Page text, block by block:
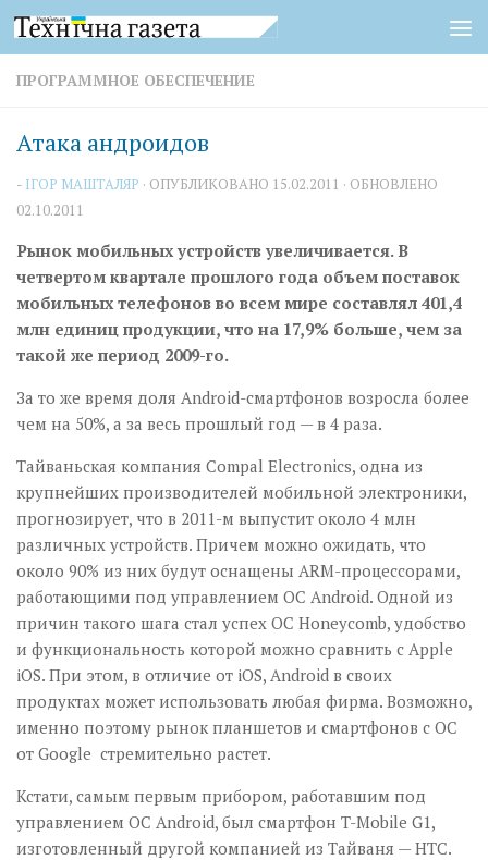
Перейти к содержимому
ПРОГРАММНОЕ ОБЕСПЕЧЕНИЕ
Атака андроидов
- ІГОР МАШТАЛЯР · ОПУБЛИКОВАНО 15.02.2011 · ОБНОВЛЕНО
02.10.2011
Рынок мобильных устройств увеличивается. В
четвертом квартале прошлого года объем поставок
мобильных телефонов во всем мире составлял 401,4
млн единиц продукции, что на 17,9% больше, чем за
такой же период 2009-го.
За то же время доля Android-смартфонов возросла более
чем на 50%, а за весь прошлый год — в 4 раза.
Тайваньская компания Compal Electronics, одна из
крупнейших производителей мобильной электроники,
прогнозирует, что в 2011-м выпустит около 4 млн
различных устройств. Причем можно ожидать, что
около 90% из них будут оснащены ARM-процессорами,
работающими под управлением ОС Android. Одной из
причин такого шага стал успех ОС Honeycomb, удобство
и функциональность которой можно сравнить с Apple
іOS. При этом, в отличие от іOS, Android в своих
продуктах может использовать любая фирма. Возможно,
именно поэтому рынок планшетов и смартфонов с ОС
от Google стремительно растет.
Кстати, самым первым прибором, работавшим под
управлением ОС Android, был смартфон T-Mobile G1,
изготовленный другой компанией из Тайваня — НТС.